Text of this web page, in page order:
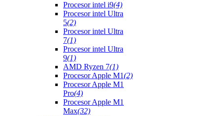
Procesor intel i9(4)
Procesor intel Ultra
5(2)
Procesor intel Ultra
7(1)
Procesor intel Ultra
9(1)
AMD Ryzen 7(1)
Procesor Apple M1(2)
Procesor Apple M1
Pro(4)
Procesor Apple M1
Max(32)